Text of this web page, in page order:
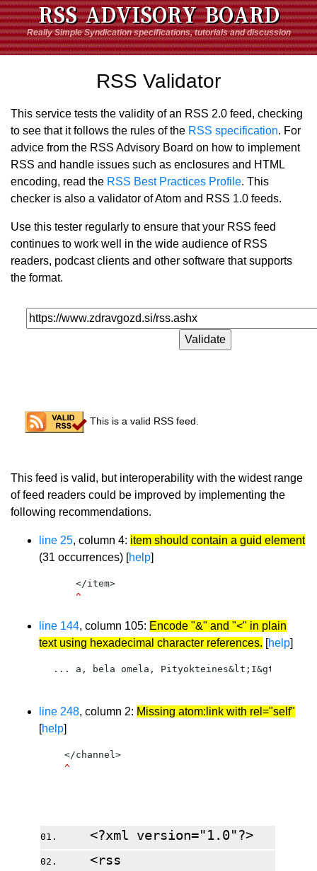
RSS ADVISORY BOARD
Really Simple Syndication specifications, tutorials and discussion
RSS Validator
This service tests the validity of an RSS 2.0 feed, checking
to see that it follows the rules of the RSS specification. For
advice from the RSS Advisory Board on how to implement
RSS and handle issues such as enclosures and HTML
encoding, read the RSS Best Practices Profile. This
checker is also a validator of Atom and RSS 1.0 feeds.
Use this tester regularly to ensure that your RSS feed
continues to work well in the wide audience of RSS
readers, podcast clients and other software that supports
the format.
This is a valid RSS feed.
This feed is valid, but interoperability with the widest range
of feed readers could be improved by implementing the
following recommendations.
line 25, column 4: item should contain a guid element
(31 occurrences) [help]
</item>
^
line 144, column 105: Encode "&" and "<" in plain
text using hexadecimal character references. [help]
... a, bela omela, Pityokteines&lt;I&gt;
line 248, column 2: Missing atom:link with rel="self"
[help]
</channel>
^
<?xml version="1.0"?>
<rss